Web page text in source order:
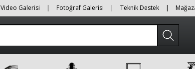
Video Galerisi | Fotoğraf Galerisi | Teknik Destek |